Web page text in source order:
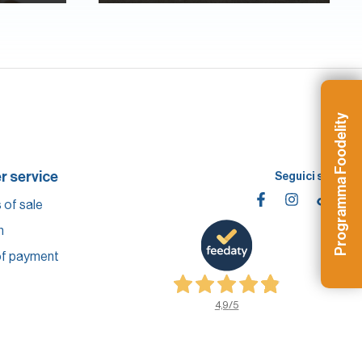
service
of sale
payment
Seguici su
4,9/5
Programma Foodelity